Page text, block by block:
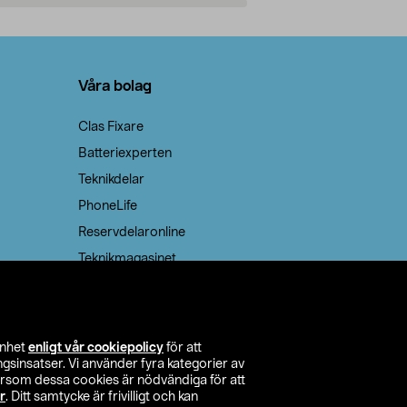
enligt vår cookiepolicy för att
Vi använder fyra kategorier av
dessa cookies är nödvändiga för att
. Ditt samtycke är frivilligt och kan
Våra bolag
Clas Fixare
Batteriexperten
Teknikdelar
PhoneLife
Reservdelaronline
Teknikmagasinet